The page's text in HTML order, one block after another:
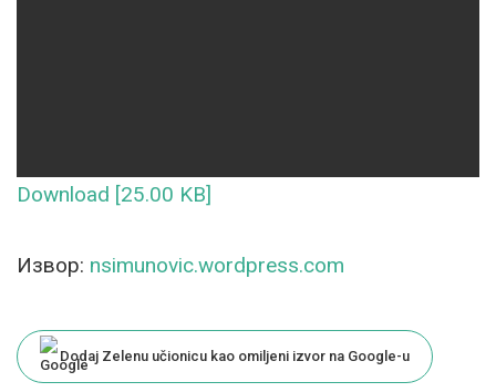
Download [25.00 KB]
Извор: nsimunovic.wordpress.com
Dodaj Zelenu učionicu kao omiljeni izvor na Google-u